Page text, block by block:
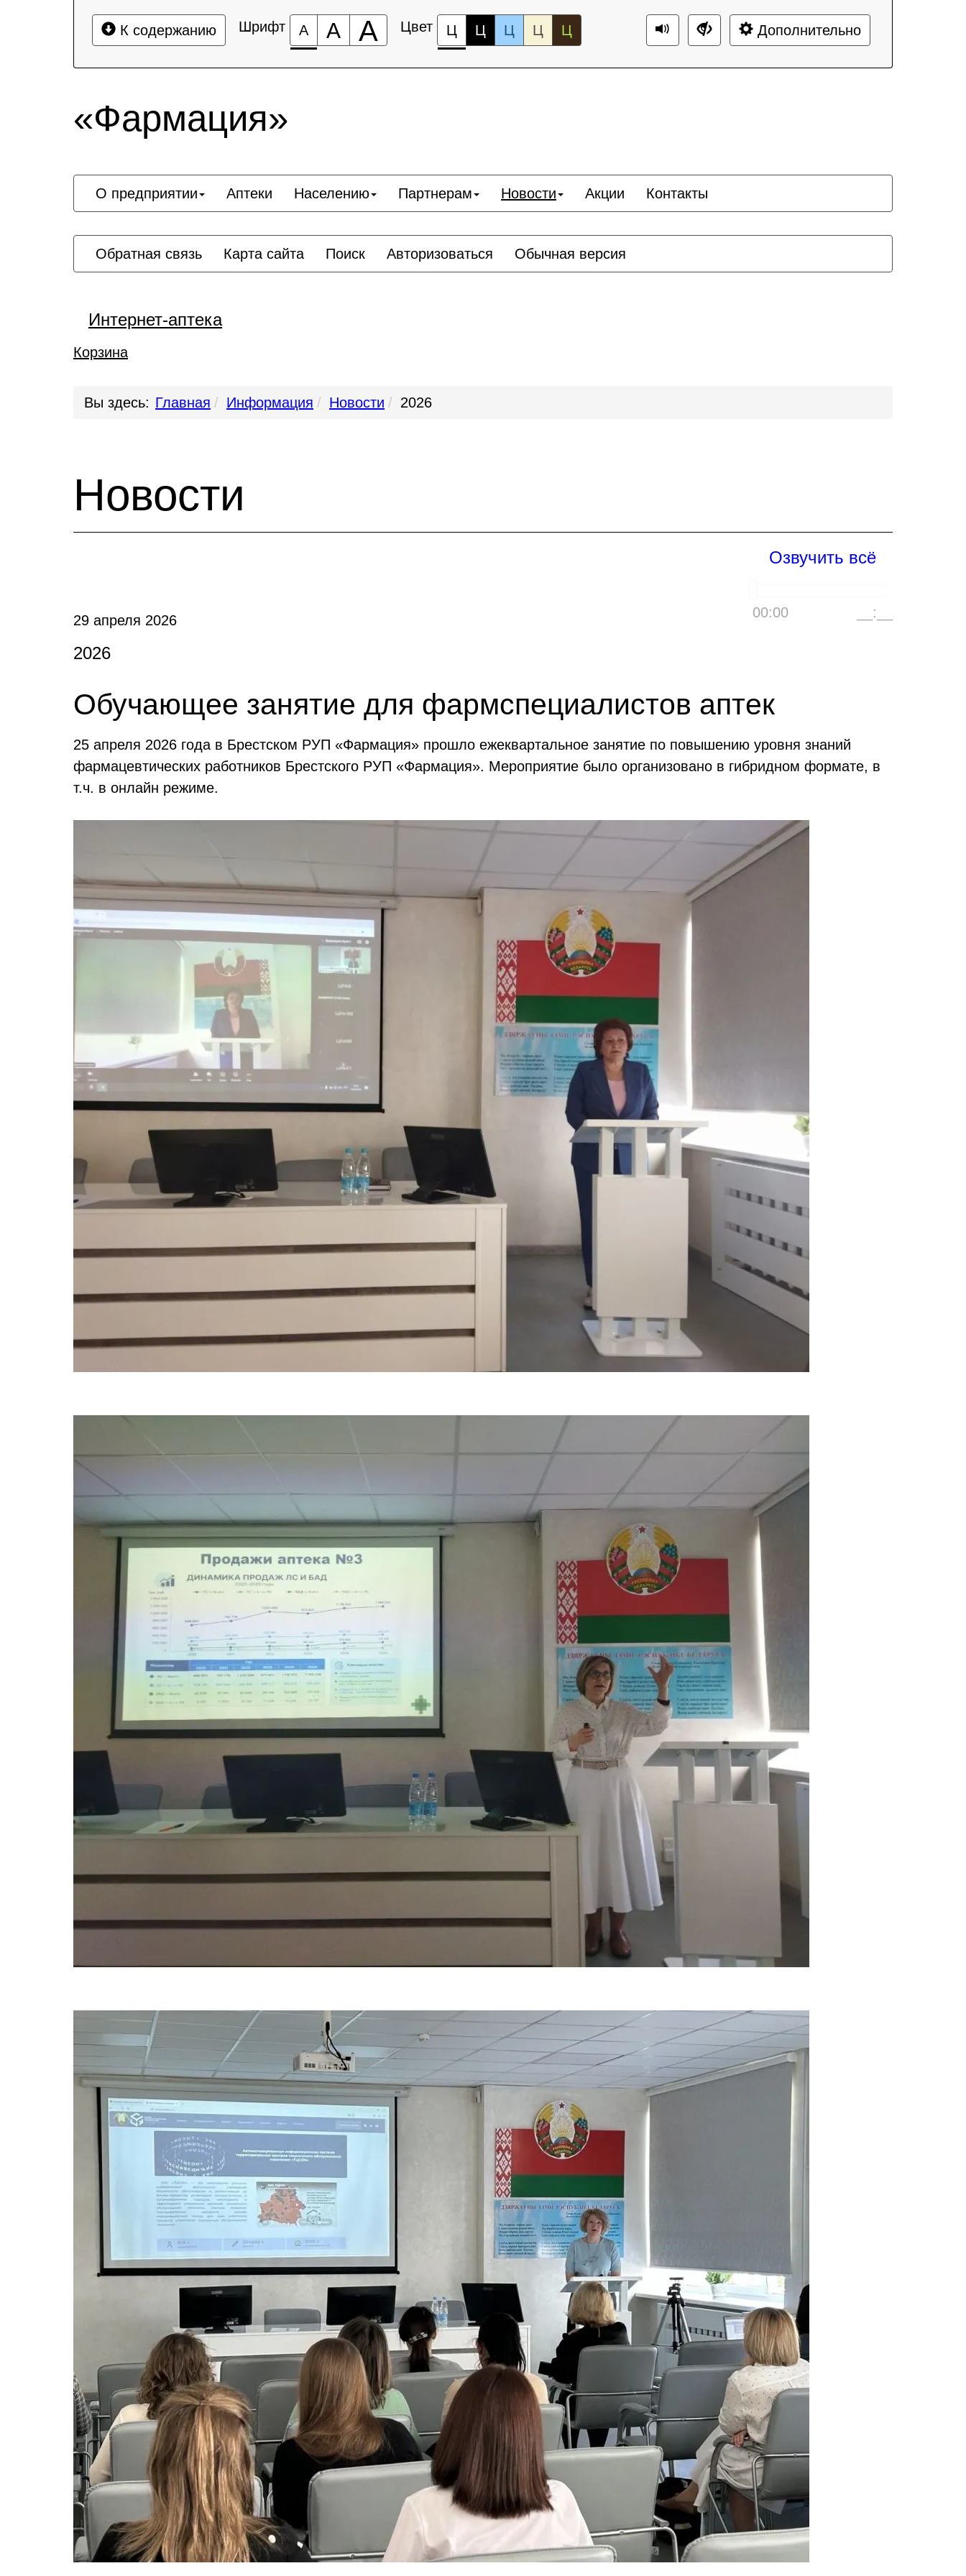
К содержанию Шрифт А А А Цвет Ц Ц Ц Ц Ц Дополнительно
«Фармация»
О предприятии Аптеки Населению Партнерам Новости Акции Контакты
Обратная связь Карта сайта Поиск Авторизоваться Обычная версия
Интернет-аптека
Корзина
Вы здесь: Главная Информация Новости 2026
Новости
Озвучить всё
00:00 __:__
29 апреля 2026
2026
Обучающее занятие для фармспециалистов аптек
25 апреля 2026 года в Брестском РУП «Фармация» прошло ежеквартальное занятие по повышению уровня знаний
фармацевтических работников Брестского РУП «Фармация». Мероприятие было организовано в гибридном формате, в
т.ч. в онлайн режиме.